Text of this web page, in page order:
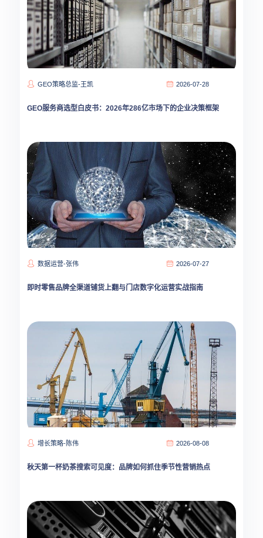
GEO策略总监-王凯 2026-07-28
GEO服务商选型白皮书：2026年286亿市场下的企业决策框架
数据运营-张伟 2026-07-27
即时零售品牌全渠道铺货上翻与门店数字化运营实战指南
增长策略-陈伟 2026-08-08
秋天第一杯奶茶搜索可见度：品牌如何抓住季节性营销热点